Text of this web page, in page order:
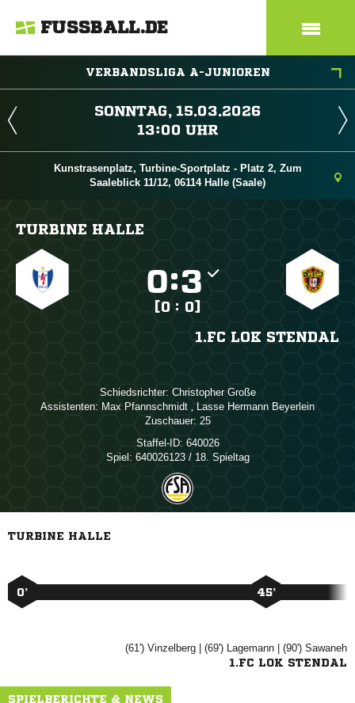
FUSSBALL.DE
VERBANDSLIGA A-JUNIOREN
 
 
Kunstrasenplatz, Turbine-Sportplatz - Platz 2, Zum
Saaleblick 11/12, 06114 Halle (Saale)
TURBINE HALLE
:
[0 : 0]
1.FC LOK STENDAL
Schiedsrichter:  
Assistenten:   ,   
Zuschauer: 25
Staffel-ID: 640026
Spiel: 640026123 / 18. Spieltag
TURBINE HALLE
0’ 45’
(61')  | (69')  | (90') 
1.FC LOK STENDAL
SPIELBERICHTE & NEWS